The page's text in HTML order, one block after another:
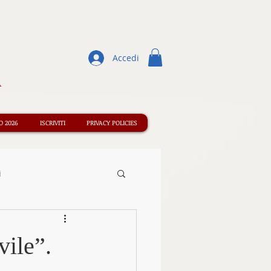
2026 ISCRIVITI PRIVACY POLICIES
Accedi